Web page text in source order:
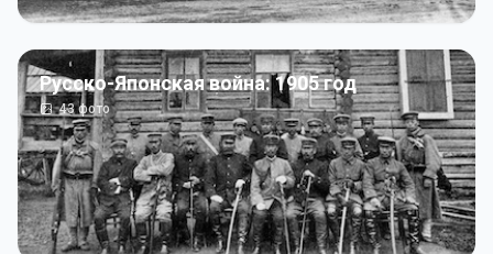
Русско-Японская война: 1905 год
43фото